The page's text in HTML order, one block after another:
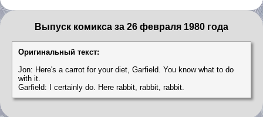
Выпуск комикса за 26 февраля 1980 года
Оригинальный текст:
Jon: Here's a carrot for your diet, Garfield. You know what to do
with it.
Garfield: I certainly do. Here rabbit, rabbit, rabbit.